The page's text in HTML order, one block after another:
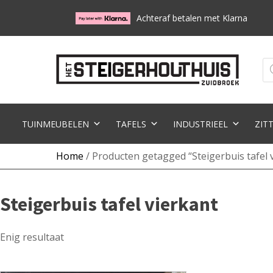
Achteraf betalen met Klarna
TUINMEUBELEN TAFELS INDUSTRIEEL
Home / Producten getagged “Steigerbuis tafel
Steigerbuis tafel vierkant
Enig resultaat